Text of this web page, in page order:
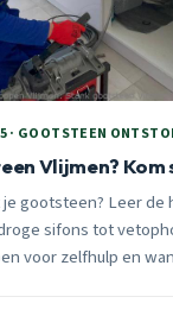
· GOOTSTEEN
Vlijmen? Kom
gootsteen? Leer de
sifons tot
voor zelfhulp en